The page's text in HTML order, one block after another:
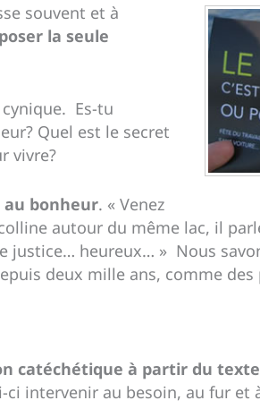
souvent et à
la seule
cynique. Es-tu
Quel est le secret
vivre?
au bonheur. « Venez
autour du même lac, il
justice… heureux… » Nous
deux mille ans, comme des
catéchétique à partir du
intervenir au besoin, au fur et